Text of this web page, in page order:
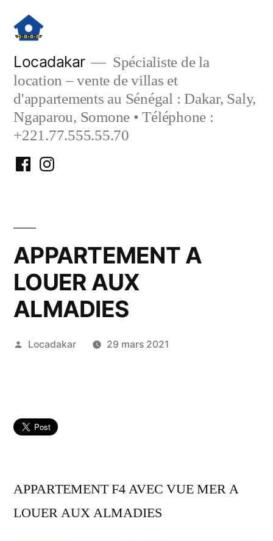
contenu
Locadakar
Spécialiste de la
location – vente de villas et
d'appartements au Sénégal : Dakar, Saly,
Ngaparou, Somone • Téléphone :
+221.77.555.55.70
FacebookInstagram
APPARTEMENT A
LOUER AUX
ALMADIES
Publié
Locadakar 29 mars 2021
APPARTEMENT F4 AVEC VUE MER A
LOUER AUX ALMADIES